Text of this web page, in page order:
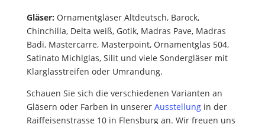
Gläser: Ornamentgläser Altdeutsch, Barock,
Chinchilla, Delta weiß, Gotik, Madras Pave, Madras
Badi, Mastercarre, Masterpoint, Ornamentglas 504,
Satinato Michlglas, Silit und viele Sondergläser mit
Klarglasstreifen oder Umrandung.
Schauen Sie sich die verschiedenen Varianten an
Gläsern oder Farben in unserer Ausstellungin der
Raiffeisenstrasse 10 in Flensburg an. Wir freuen uns